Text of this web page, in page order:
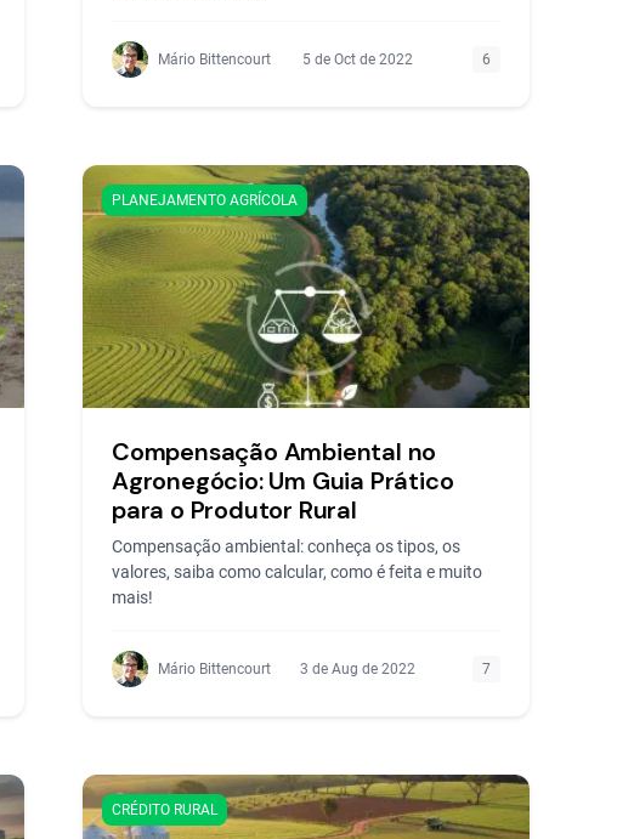
Mário Bittencourt 5 de Oct de 2022 6
PLANEJAMENTO AGRÍCOLA
Compensação Ambiental no
Agronegócio: Um Guia Prático
para o Produtor Rural
Compensação ambiental: conheça os tipos, os
valores, saiba como calcular, como é feita e muito
mais!
Mário Bittencourt 3 de Aug de 2022 7
CRÉDITO RURAL